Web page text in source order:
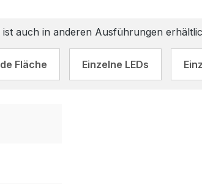
ist auch in anderen Ausführungen
Fläche Einzelne LEDs